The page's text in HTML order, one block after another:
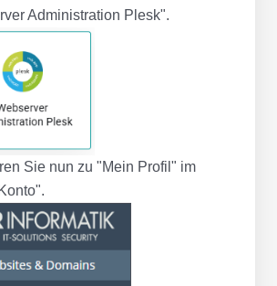
Administration Plesk".
Sie nun zu "Mein Profil" im